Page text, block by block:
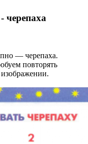
черепаха
— черепаха.
повторять